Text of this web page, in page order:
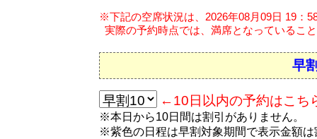
※下記の空席状況は、2026年08月09日 19：
実際の予約時点では、満席となっているこ
早
←10日以内の予約はこち
※本日から10日間は割引がありません。
※紫色の日程は早割対象期間で表示金額